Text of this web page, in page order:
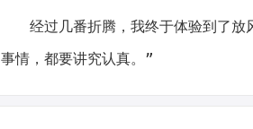
经过几番折腾，我终于体验到了
事情，都要讲究认真。”